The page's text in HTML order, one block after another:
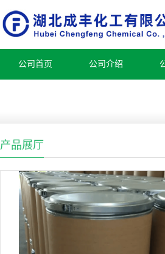
公司首页 公司介绍
产品展厅